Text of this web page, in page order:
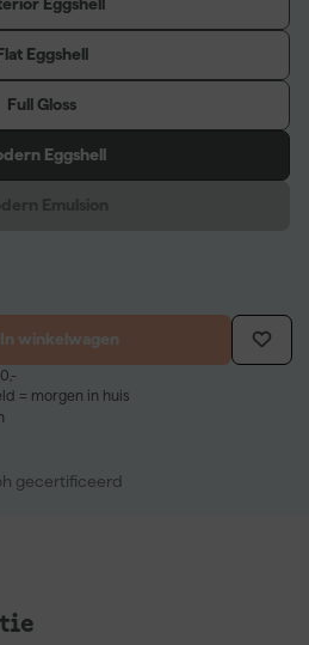
Eggshell
Eggshell
Full Gloss
Eggshell
In winkelwagen
= morgen in huis
gecertificeerd